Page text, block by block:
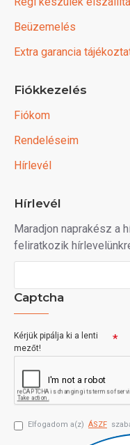
Beüzemelés
Extra garancia
Fiókkezelés
Fiókom
Rendeléseim
Hírlevél
Hírlevél
Maradjon naprakész a
feliratkozik
Captcha
Kérjük pipálja ki a lenti
mezőt!
Elfogadom a(z) ÁSZF